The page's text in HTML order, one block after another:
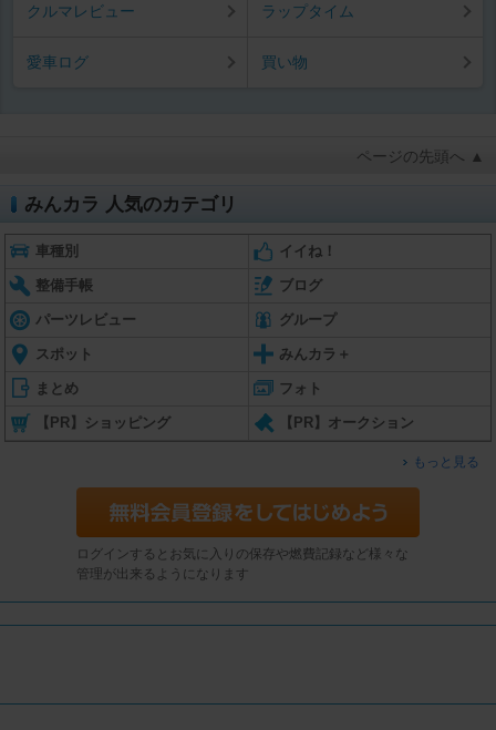
クルマレビュー ラップタイム
愛車ログ 買い物
ページの先頭へ ▲
みんカラ 人気のカテゴリ
車種別 イイね！
整備手帳 ブログ
パーツレビュー グループ
スポット みんカラ＋
まとめ フォト
【PR】ショッピング 【PR】オークション
もっと見る
ログインするとお気に入りの保存や燃費記録など様々な
管理が出来るようになります